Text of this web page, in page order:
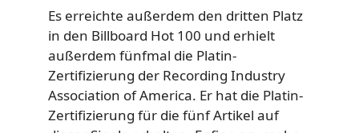
Es erreichte außerdem den dritten Platz
in den Billboard Hot 100 und erhielt
außerdem fünfmal die Platin-
Zertifizierung der Recording Industry
Association of America. Er hat die Platin-
Zertifizierung für die fünf Artikel auf